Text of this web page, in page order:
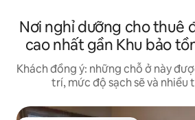
Nơi nghỉ dưỡng cho thuê
cao nhất gần Khu bảo
Khách đồng ý: những chỗ ở này
trí, mức độ sạch sẽ và nhiều